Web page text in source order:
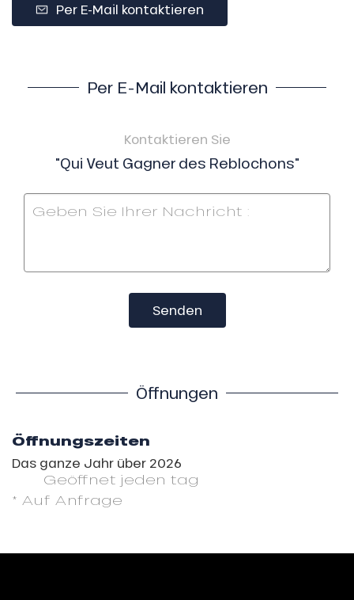
Per E-Mail kontaktieren
Per E-Mail kontaktieren
Kontaktieren Sie
"Qui Veut Gagner des Reblochons"
Senden
Öffnungen
Öffnungszeiten
Das ganze Jahr über 2026
Geöffnet jeden tag
* Auf Anfrage